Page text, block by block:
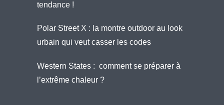
tendance !
Polar Street X : la montre outdoor au look
urbain qui veut casser les codes
Western States : comment se préparer à
l’extrême chaleur ?